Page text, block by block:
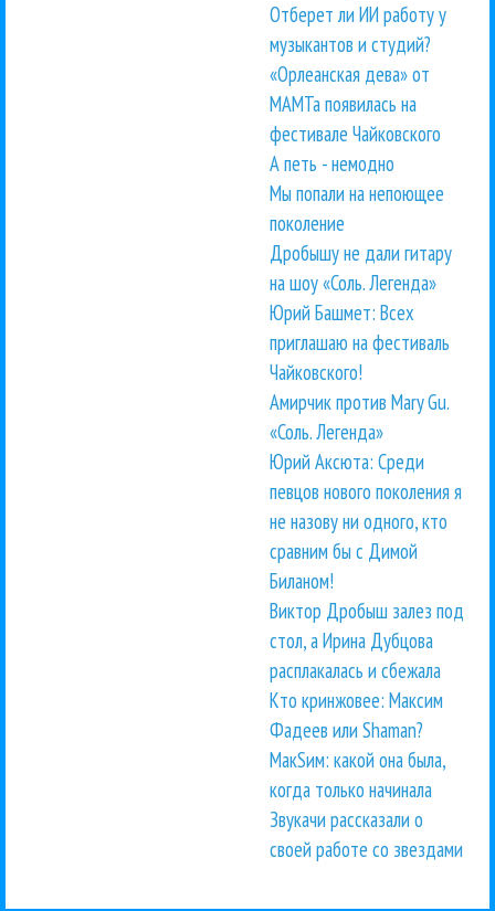
Отберет ли ИИ работу у
музыкантов и студий?
«Орлеанская дева» от
МАМТа появилась на
фестивале Чайковского
А петь - немодно
Мы попали на непоющее
поколение
Дробышу не дали гитару
на шоу «Соль. Легенда»
Юрий Башмет: Всех
приглашаю на фестиваль
Чайковского!
Амирчик против Mary Gu.
«Соль. Легенда»
Юрий Аксюта: Среди
певцов нового поколения я
не назову ни одного, кто
сравним бы с Димой
Биланом!
Виктор Дробыш залез под
стол, а Ирина Дубцова
расплакалась и сбежала
Кто кринжовее: Максим
Фадеев или Shaman?
МакSим: какой она была,
когда только начинала
Звукачи рассказали о
своей работе со звездами